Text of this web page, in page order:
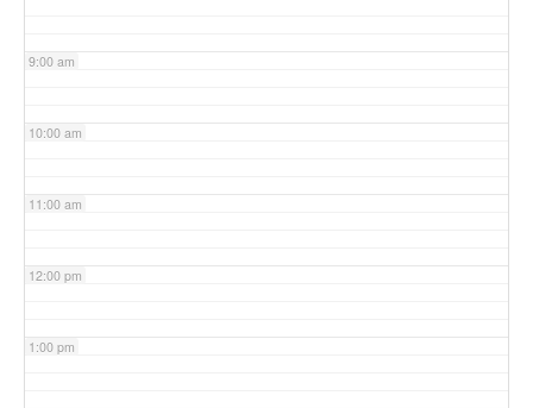
9:00 am
10:00 am
11:00 am
12:00 pm
1:00 pm